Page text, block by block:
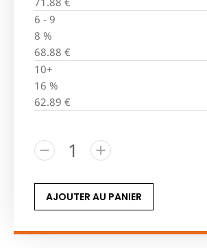
6 - 9
8 %
68.88 €
10+
16 %
62.89 €
AJOUTER AU PANIER